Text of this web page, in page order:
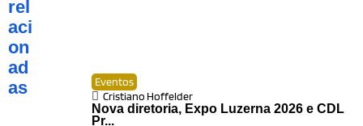
rel
aci
on
ad
as
Eventos
Cristiano Hoffelder
Nova diretoria, Expo Luzerna 2026 e CDL
Pr...